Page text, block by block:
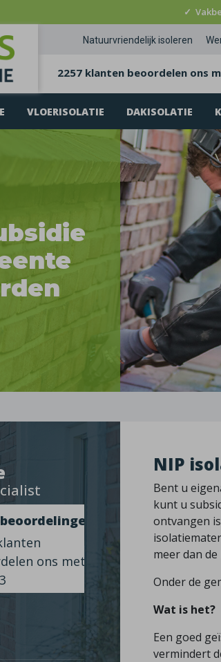
✓
Natuurvriendelijk isoleren
2257 klanten beoordelen ons
VLOERISOLATIE DAKISOLATIE
ons met
NIP
Bent u
kunt u
ontvangen is
meer dan
Onder de
Wat is het?
Een goed
vermindert